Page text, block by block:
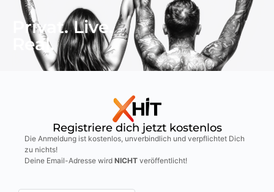
Privat. Live.
Real.
Registriere dich jetzt kostenlos
Die Anmeldung ist kostenlos, unverbindlich und verpflichtet Dich
zu nichts!
Deine Email-Adresse wird NICHT veröffentlicht!